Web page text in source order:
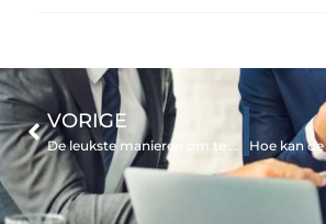
VORIGE
De leukste manieren om te genieten van de sportzomer